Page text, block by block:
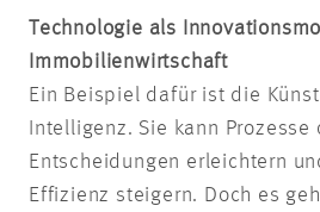
Technologie als
Immobilienwirtschaft
Ein Beispiel dafür ist die
Intelligenz. Sie kann Prozesse
Entscheidungen erleichtern
Effizienz steigern. Doch es